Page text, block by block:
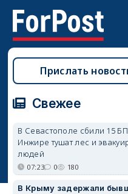
Прислать
Свежее
В Севастополе сбили 15
Инжире тушат лес и
людей
07:23 0 180
В Крыму задержали